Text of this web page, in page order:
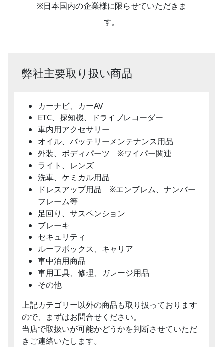
※日本国内の企業様に限らせていただきま
す。
弊社主要取り扱い商品
カーナビ、カーAV
ETC、探知機、ドライブレコーダー
車内用アクセサリー
オイル、バッテリーメンテナンス用品
外装、ボディパーツ ※ワイパー関連
ライト、レンズ
洗車、ケミカル用品
ドレスアップ用品 ※エンブレム、ナンバー
フレーム等
足回り、サスペンション
ブレーキ
セキュリティ
ルーフボックス、キャリア
車中泊用商品
車用工具、修理、ガレージ用品
その他
上記カテゴリー以外の商品も取り扱っております
ので、まずはお問合せください。
当店で取扱いが可能かどうかを判断させていただ
きご連絡いたします。